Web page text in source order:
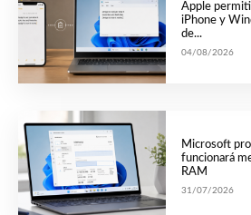
Apple
iPhone y
de...
04/08/2026
Microsoft
funcionará
RAM
31/07/2026